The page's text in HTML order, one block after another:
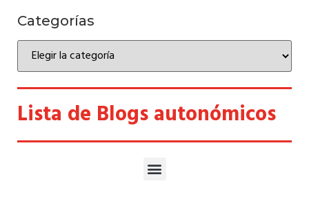
Categorías
Lista de Blogs autonómicos